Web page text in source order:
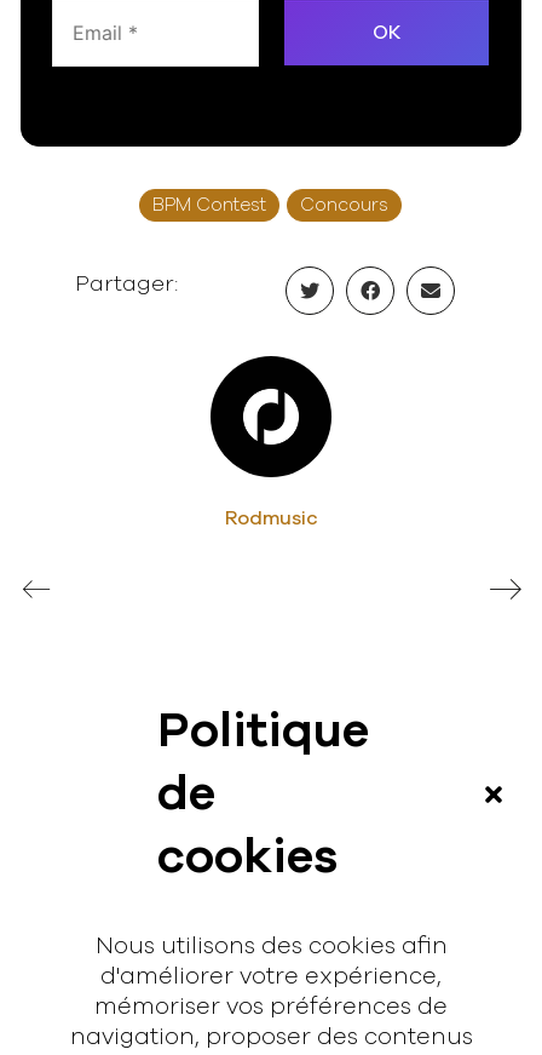
Politique
de
cookies
Nous utilisons des cookies afin
d'améliorer votre expérience,
mémoriser vos préférences de
navigation, proposer des contenus
BPM Contest Concours
Partager:
Rodmusic
Interview
Contact
hello@rodmusic.fr